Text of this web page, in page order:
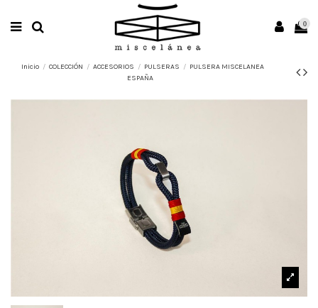
0
Inicio COLECCIÓN ACCESORIOS PULSERAS
PULSERA MISCELANEA
ESPAÑA